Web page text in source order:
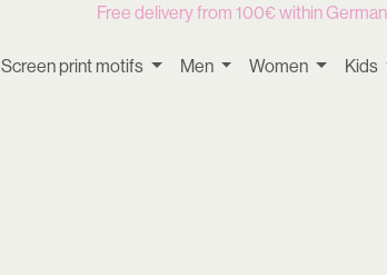
Free delivery from 100€ within
Screen print motifs Men Women Kids